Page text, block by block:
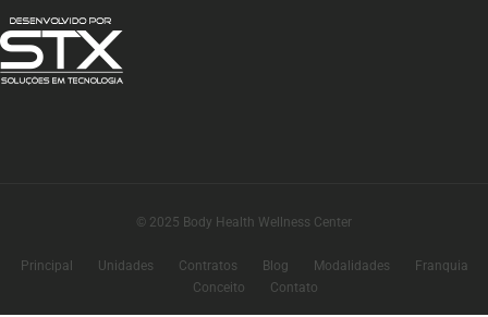
© 2025 Body Health Wellness Center
Principal Unidades Contratos Blog Modalidades
Franquia
Conceito
Contato